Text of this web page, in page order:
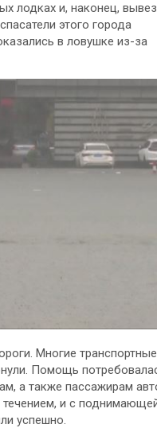
лодках и, наконец,
этого города
в ловушке из-за
Многие транспортные
Помощь
а также пассажирам
и с
успешно.